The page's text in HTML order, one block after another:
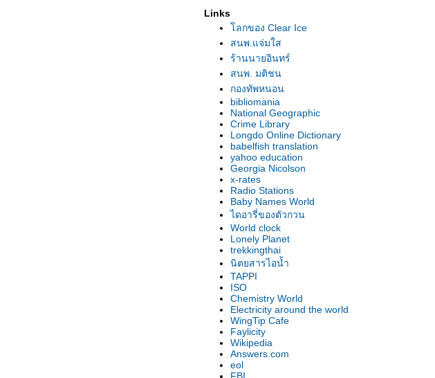
Links
ลกของ Clear Ice
สนพ.แจ่มใส
ร้านนายอินทร์
สนพ. มติชน
กองทัพหนอน
bibliomania
National Geographic
Crime Library
Longdo Online Dictionary
babelfish translation
yahoo education
Georgia Nicolson
x-rates
Radio Stations
Baby Names World
ไดอารี่ของตัวกวน
World clock
Lonely Planet
trekkingthai
นิตยสารไอน้ำ
TAPPI
ISO
Chemistry World
Electricity around the world
WingTip Cafe
Faylicity
Wikipedia
Answers.com
eol